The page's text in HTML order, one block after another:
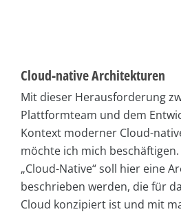
Cloud-native Architekturen
Mit dieser Herausforderung
Plattformteam und dem
Kontext moderner Cloud-
möchte ich mich
„Cloud-Native“ soll hier eine
beschrieben werden, die für
Cloud konzipiert ist und mit